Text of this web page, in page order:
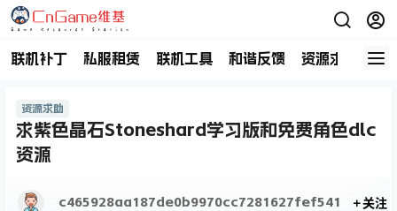
联机补丁 私服租赁 联机工具 和谐反馈 资源求助 商
资源求助
求紫色晶石Stoneshard学习版和免费角色dlc
资源
c465928aa187de0b9970cc7281627fef541 关注